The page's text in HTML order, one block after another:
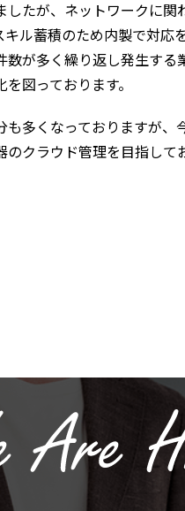
たが、ネットワークに
ル蓄積のため内製で対応
数が多く繰り返し発生す
図っております。
多くなっておりますが、
クラウド管理を目指して